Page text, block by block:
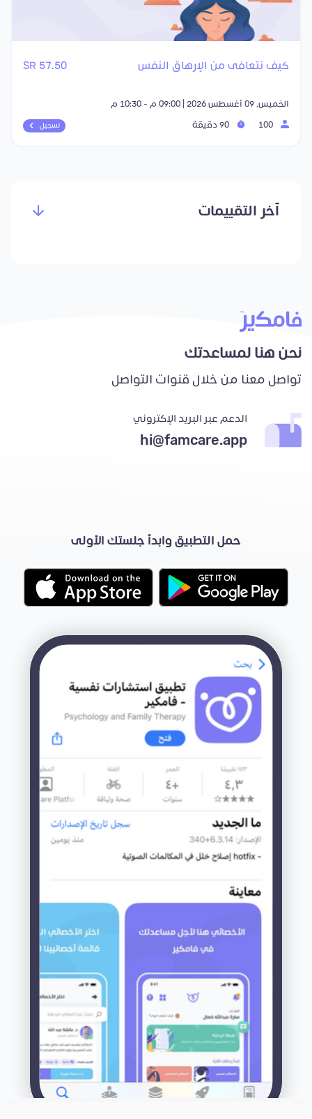
كيف نتعافى من الإرهاق النفس 57.50 SR
الخميس, 09 أغسطس 2026 | 09:00 م - 10:30 م
تسجيل
آخر التقييمات
نحن هنا لمساعدتك
تواصل معنا من خلال قنوات التواصل
الدعم عبر البريد الإكتروني
hi@famcare.app
حمل التطبيق وابدأ جلستك الأولى